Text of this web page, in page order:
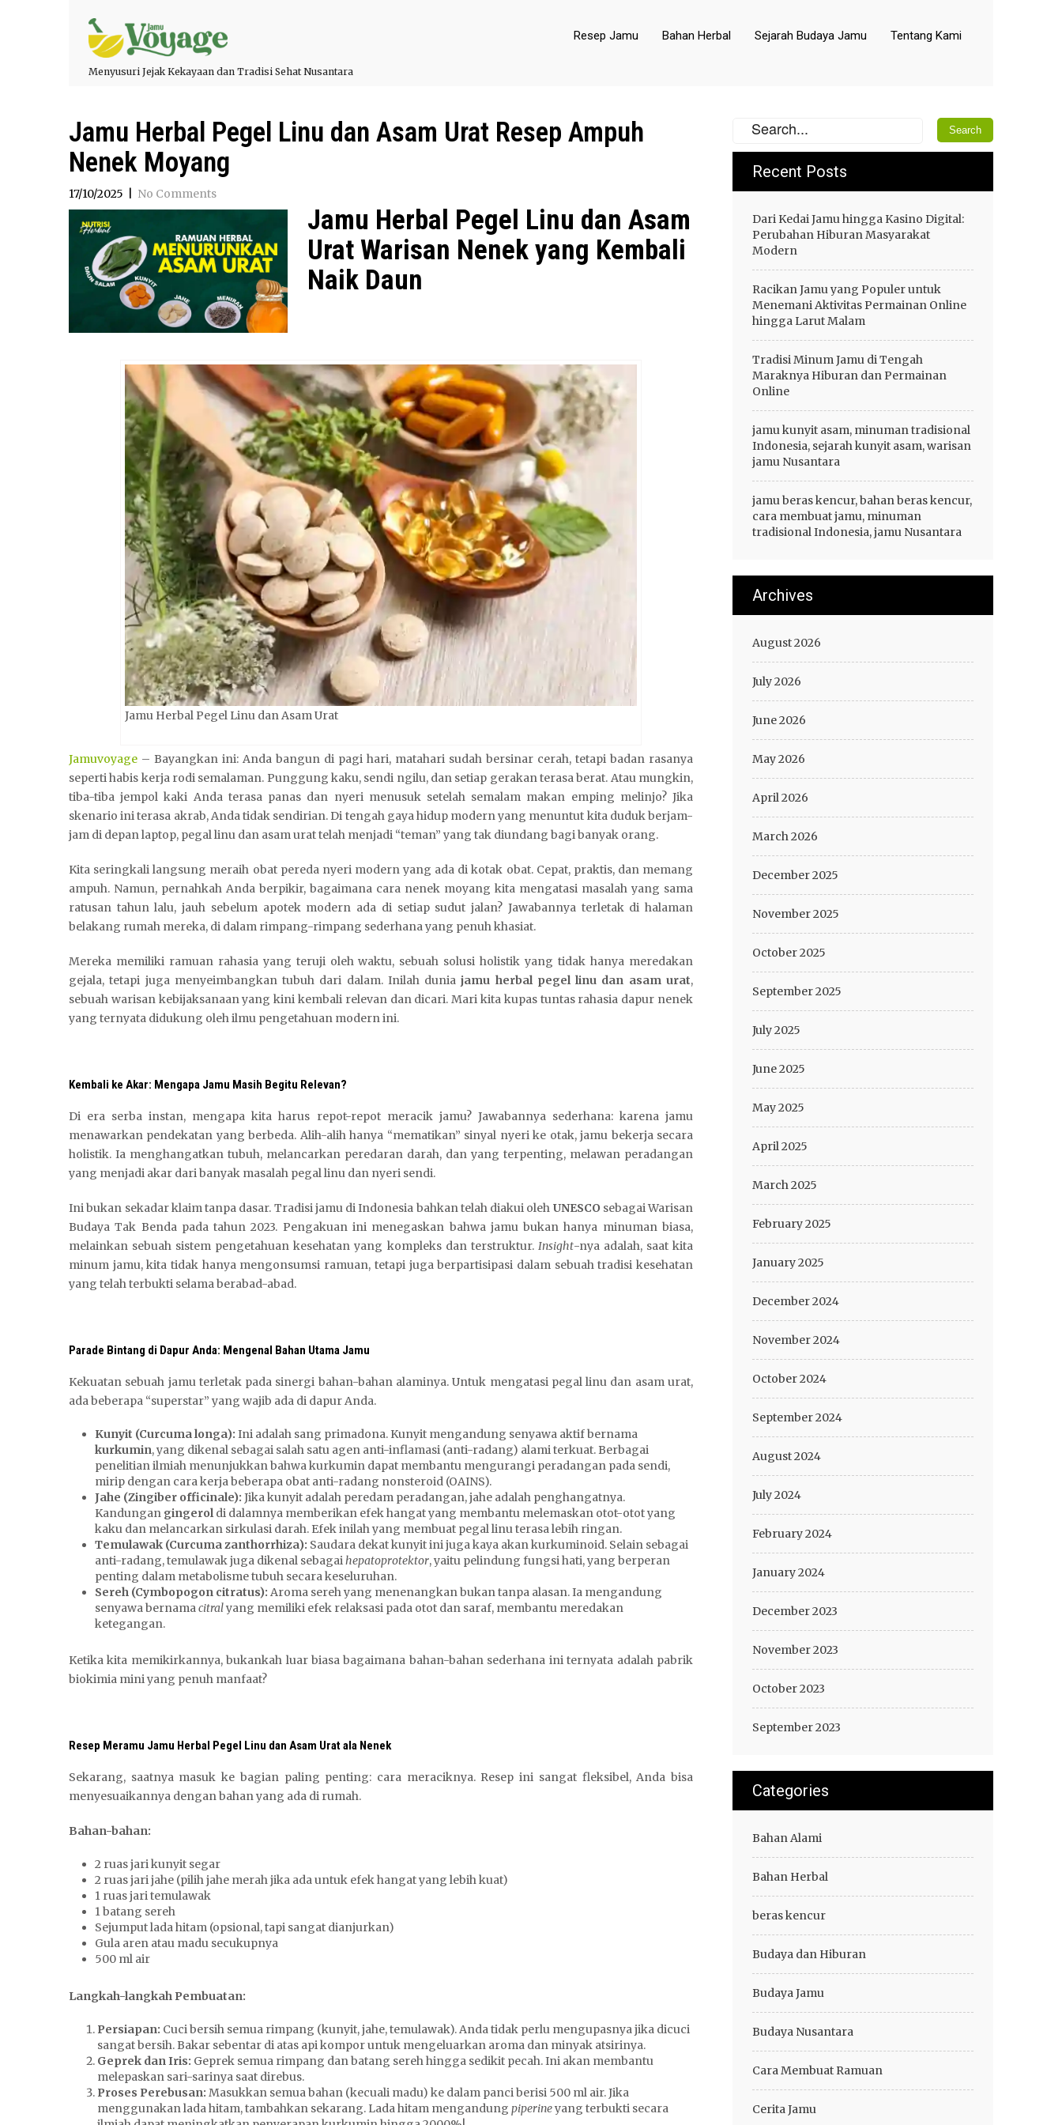
Menyusuri Jejak Kekayaan dan Tradisi Sehat Nusantara
Resep Jamu Bahan Herbal Sejarah Budaya Jamu Tentang Kami
Jamu Herbal Pegel Linu dan Asam Urat Resep Ampuh
Nenek Moyang
17/10/2025 No Comments
Jamu Herbal Pegel Linu dan Asam
Urat Warisan Nenek yang Kembali
Naik Daun
Jamu Herbal Pegel Linu dan Asam Urat
Jamuvoyage – Bayangkan ini: Anda bangun di pagi hari, matahari sudah bersinar cerah, tetapi badan rasanya
seperti habis kerja rodi semalaman. Punggung kaku, sendi ngilu, dan setiap gerakan terasa berat. Atau mungkin,
tiba-tiba jempol kaki Anda terasa panas dan nyeri menusuk setelah semalam makan emping melinjo? Jika
skenario ini terasa akrab, Anda tidak sendirian. Di tengah gaya hidup modern yang menuntut kita duduk berjam-
jam di depan laptop, pegal linu dan asam urat telah menjadi “teman” yang tak diundang bagi banyak orang.
g
a
3
Kita seringkali langsung meraih obat pereda nyeri modern yang ada di kotak obat. Cepat, praktis, dan memang
ampuh. Namun, pernahkah Anda berpikir, bagaimana cara nenek moyang kita mengatasi masalah yang sama
ratusan tahun lalu, jauh sebelum apotek modern ada di setiap sudut jalan? Jawabannya terletak di halaman
belakang rumah mereka, di dalam rimpang-rimpang sederhana yang penuh khasiat.
Mereka memiliki ramuan rahasia yang teruji oleh waktu, sebuah solusi holistik yang tidak hanya meredakan
gejala, tetapi juga menyeimbangkan tubuh dari dalam. Inilah duniajamu herbal pegel linu dan asam urat,
sebuah warisan kebijaksanaan yang kini kembali relevan dan dicari. Mari kita kupas tuntas rahasia dapur nenek
yang ternyata didukung oleh ilmu pengetahuan modern ini.
Kembali ke Akar: Mengapa Jamu Masih Begitu Relevan?
Di era serba instan, mengapa kita harus repot-repot meracik jamu? Jawabannya sederhana: karena jamu
menawarkan pendekatan yang berbeda. Alih-alih hanya “mematikan” sinyal nyeri ke otak, jamu bekerja secara
holistik. Ia menghangatkan tubuh, melancarkan peredaran darah, dan yang terpenting, melawan peradangan
yang menjadi akar dari banyak masalah pegal linu dan nyeri sendi.
Ini bukan sekadar klaim tanpa dasar. Tradisi jamu di Indonesia bahkan telah diakui oleh UNESCO sebagai Warisan
Budaya Tak Benda pada tahun 2023. Pengakuan ini menegaskan bahwa jamu bukan hanya minuman biasa,
melainkan sebuah sistem pengetahuan kesehatan yang kompleks dan terstruktur. Insight-nya adalah, saat kita
minum jamu, kita tidak hanya mengonsumsi ramuan, tetapi juga berpartisipasi dalam sebuah tradisi kesehatan
yang telah terbukti selama berabad-abad.
0
3
a
f
t
a
r
Parade Bintang di Dapur Anda: Mengenal Bahan Utama Jamu
Kekuatan sebuah jamu terletak pada sinergi bahan-bahan alaminya. Untuk mengatasi pegal linu dan asam urat,
ada beberapa “superstar” yang wajib ada di dapur Anda.
Kunyit (Curcuma longa): Ini adalah sang primadona. Kunyit mengandung senyawa aktif bernama
kurkumin, yang dikenal sebagai salah satu agen anti-inflamasi (anti-radang) alami terkuat. Berbagai
penelitian ilmiah menunjukkan bahwa kurkumin dapat membantu mengurangi peradangan pada sendi,
mirip dengan cara kerja beberapa obat anti-radang nonsteroid (OAINS).
Jahe (Zingiber officinale): Jika kunyit adalah peredam peradangan, jahe adalah penghangatnya.
Kandungan gingeroldi dalamnya memberikan efek hangat yang membantu melemaskan otot-otot yang
kaku dan melancarkan sirkulasi darah. Efek inilah yang membuat pegal linu terasa lebih ringan.
Temulawak (Curcuma zanthorrhiza): Saudara dekat kunyit ini juga kaya akan kurkuminoid. Selain sebagai
anti-radang, temulawak juga dikenal sebagaihepatoprotektor, yaitu pelindung fungsi hati, yang berperan
penting dalam metabolisme tubuh secara keseluruhan.
Sereh (Cymbopogon citratus): Aroma sereh yang menenangkan bukan tanpa alasan. Ia mengandung
senyawa bernamacitralyang memiliki efek relaksasi pada otot dan saraf, membantu meredakan
ketegangan.
Ketika kita memikirkannya, bukankah luar biasa bagaimana bahan-bahan sederhana ini ternyata adalah pabrik
biokimia mini yang penuh manfaat?
Resep Meramu Jamu Herbal Pegel Linu dan Asam Urat ala Nenek
Sekarang, saatnya masuk ke bagian paling penting: cara meraciknya. Resep ini sangat fleksibel, Anda bisa
menyesuaikannya dengan bahan yang ada di rumah.
Bahan-bahan:
2 ruas jari kunyit segar
2 ruas jari jahe (pilih jahe merah jika ada untuk efek hangat yang lebih kuat)
1 ruas jari temulawak
1 batang sereh
Sejumput lada hitam (opsional, tapi sangat dianjurkan)
Gula aren atau madu secukupnya
500 ml air
Langkah-langkah Pembuatan:
Persiapan: Cuci bersih semua rimpang (kunyit, jahe, temulawak). Anda tidak perlu mengupasnya jika dicuci
sangat bersih. Bakar sebentar di atas api kompor untuk mengeluarkan aroma dan minyak atsirinya.
e
p
Geprek dan Iris: Geprek semua rimpang dan batang sereh hingga sedikit pecah. Ini akan membantu
melepaskan sari-sarinya saat direbus.
Proses Perebusan: Masukkan semua bahan (kecuali madu) ke dalam panci berisi 500 ml air. Jika
menggunakan lada hitam, tambahkan sekarang. Lada hitam mengandung piperineyang terbukti secara
Recent Posts
Dari Kedai Jamu hingga Kasino Digital:
Perubahan Hiburan Masyarakat
Modern
Racikan Jamu yang Populer untuk
Menemani Aktivitas Permainan Online
hingga Larut Malam
Tradisi Minum Jamu di Tengah
Maraknya Hiburan dan Permainan
Online
jamu kunyit asam, minuman tradisional
Indonesia, sejarah kunyit asam, warisan
jamu Nusantara
jamu beras kencur, bahan beras kencur,
cara membuat jamu, minuman
tradisional Indonesia, jamu Nusantara
Archives
August 2026
July 2026
June 2026
May 2026
April 2026
March 2026
December 2025
November 2025
October 2025
September 2025
July 2025
June 2025
May 2025
April 2025
March 2025
February 2025
January 2025
December 2024
November 2024
October 2024
September 2024
August 2024
July 2024
February 2024
January 2024
December 2023
November 2023
October 2023
September 2023
Categories
Bahan Alami
Bahan Herbal
beras kencur
Budaya dan Hiburan
Budaya Jamu
Budaya Nusantara
Cara Membuat Ramuan
Cerita Jamu